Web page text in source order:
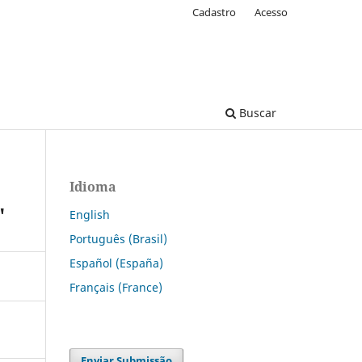
Buscar
Cadastro Acesso
Idioma
English
Português (Brasil)
Español (España)
Français (France)